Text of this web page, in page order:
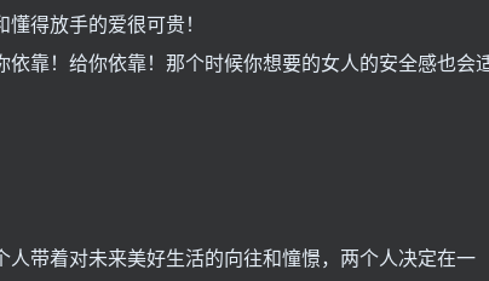
得放手的爱很可贵！
靠！给你依靠！那个时候你想要的女人的安全感也会
带着对未来美好生活的向往和憧憬，两个人决定在一